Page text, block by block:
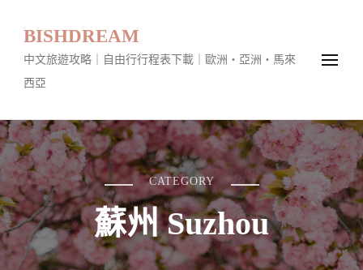
BISHDREAM
中文旅遊攻略｜自由行行程表下載｜歐洲・亞洲・馬來
西亞
CATEGORY
蘇州 Suzhou